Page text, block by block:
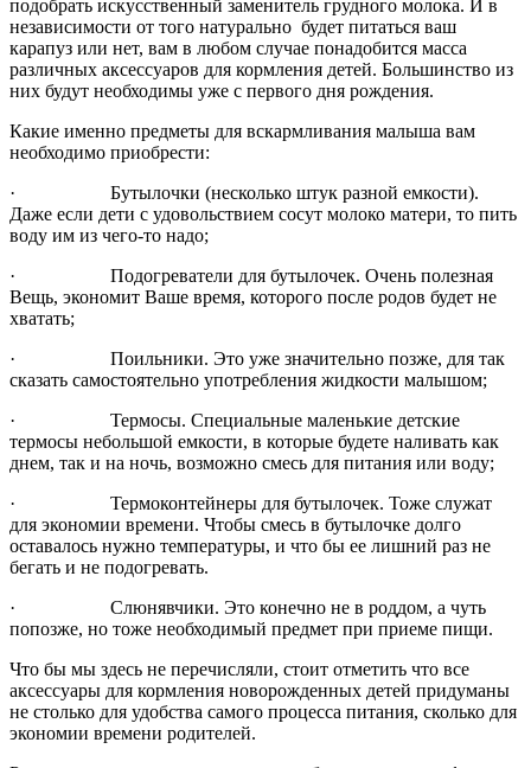
подобрать искусственный заменитель грудного молока. И в
независимости от того натурально будет питаться ваш
карапуз или нет, вам в любом случае понадобится масса
различных аксессуаров для кормления детей. Большинство из
них будут необходимы уже с первого дня рождения.
Какие именно предметы для вскармливания малыша вам
необходимо приобрести:
·
Бутылочки (несколько штук разной емкости).
Даже если дети с удовольствием сосут молоко матери, то пить
воду им из чего-то надо;
·
Подогреватели для бутылочек. Очень полезная
Вещь, экономит Ваше время, которого после родов будет не
хватать;
·
Поильники. Это уже значительно позже, для так
сказать самостоятельно употребления жидкости малышом;
·
Термосы. Специальные маленькие детские
термосы небольшой емкости, в которые будете наливать как
днем, так и на ночь, возможно смесь для питания или воду;
·
Термоконтейнеры для бутылочек. Тоже служат
для экономии времени. Чтобы смесь в бутылочке долго
оставалось нужно температуры, и что бы ее лишний раз не
бегать и не подогревать.
·
Слюнявчики. Это конечно не в роддом, а чуть
попозже, но тоже необходимый предмет при приеме пищи.
Что бы мы здесь не перечисляли, стоит отметить что все
аксессуары для кормления новорожденных детей придуманы
не столько для удобства самого процесса питания, сколько для
экономии времени родителей.